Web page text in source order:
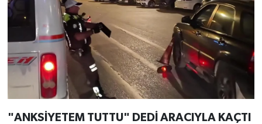
"ANKSİYETEM TUTTU" DEDİ ARACIYLA KAÇTI